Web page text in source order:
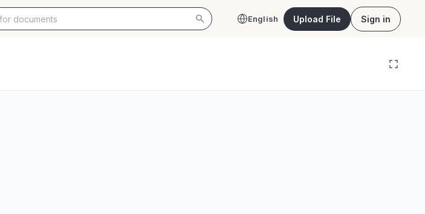
English Upload File Sign in